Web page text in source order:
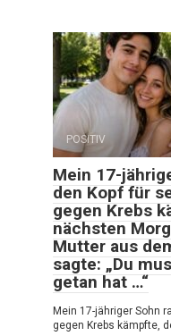
POSITIV
Mein 17-
den Kopf für
gegen Krebs
nächsten
Mutter aus
sagte: „Du
getan hat …“
Mein 17-jähriger Sohn
gegen Krebs kämpfte,